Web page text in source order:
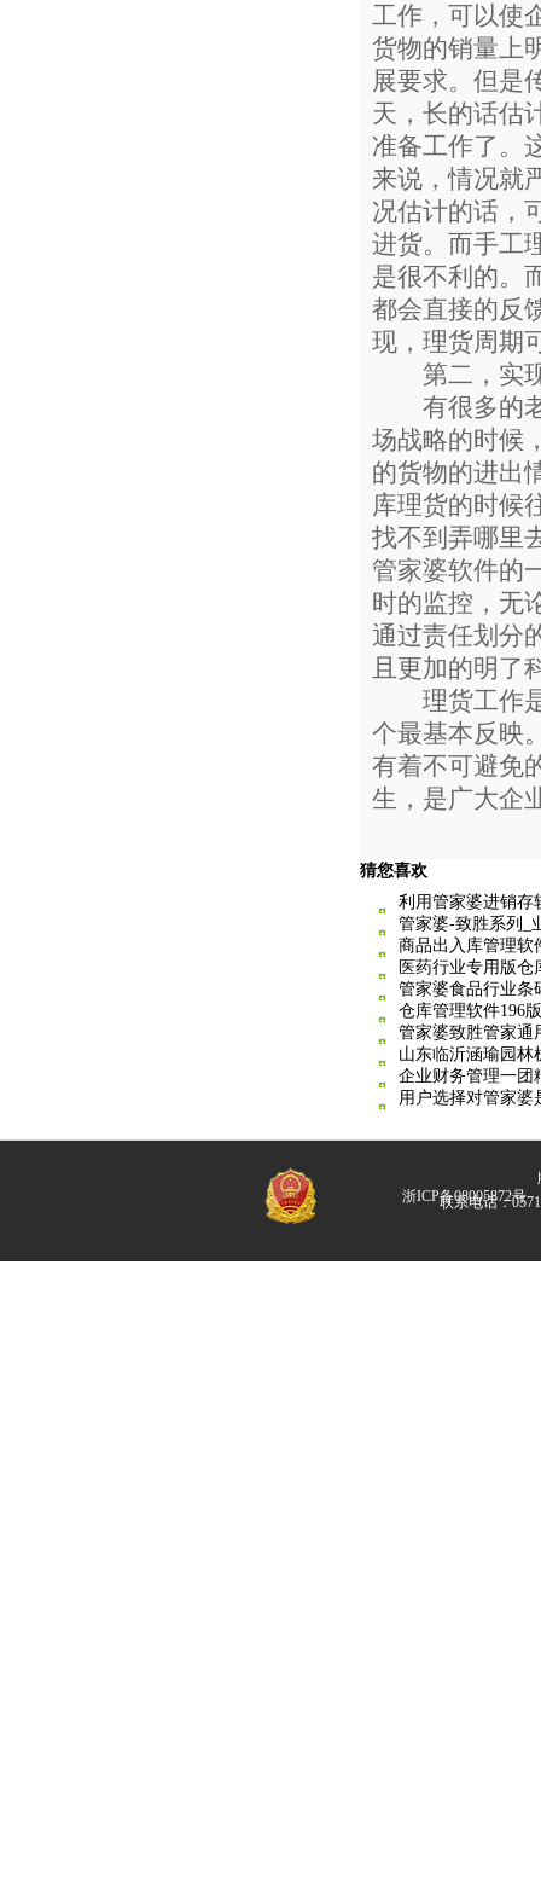
工作，可以使
货物的销量上
展要求。但是
天，长的话估
准备工作了。
来说，情况就
况估计的话，
进货。而手工
是很不利的。
都会直接的反
现，理货周期
第二，实现
有很多的老
场战略的时候
的货物的进出
库理货的时候
找不到弄哪里
管家婆软件的
时的监控，无
通过责任划分
且更加的明了
理货工作是
个最基本反映
有着不可避免
生，是广大企
猜您喜欢
利用管家婆进销存
管家婆-致胜系列_
商品出入库管理软
医药行业专用版仓
管家婆食品行业条
仓库管理软件196
管家婆致胜管家通
山东临沂涵瑜园林
企业财务管理一团
用户选择对管家婆
浙ICP备08005872号
联系电话：